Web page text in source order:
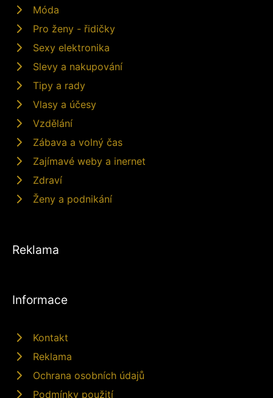
Móda
Pro ženy - řidičky
Sexy elektronika
Slevy a nakupování
Tipy a rady
Vlasy a účesy
Vzdělání
Zábava a volný čas
Zajímavé weby a inernet
Zdraví
Ženy a podnikání
Reklama
Informace
Kontakt
Reklama
Ochrana osobních údajů
Podmínky použití